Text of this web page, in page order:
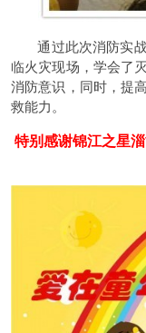
通过此次消防实战
临火灾现场，学会了
消防意识，同时，提
救能力。
特别感谢锦江之星